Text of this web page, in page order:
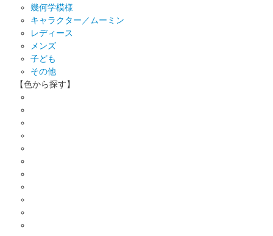
幾何学模様
キャラクター／ムーミン
レディース
メンズ
子ども
その他
【色から探す】